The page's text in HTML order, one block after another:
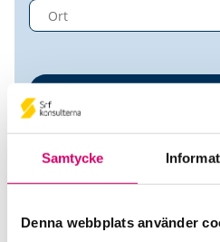
Samtycke
Denna webbplats använder